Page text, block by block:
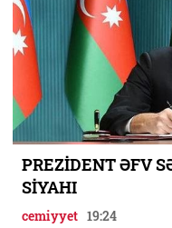
PREZİDENT ƏFV
SİYAHI
cemiyyet 19:24